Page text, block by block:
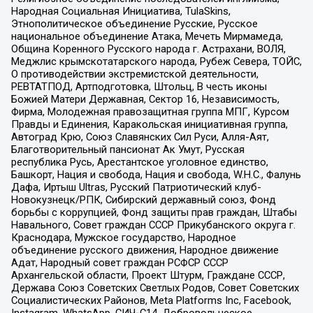
Народная Социальная Инициатива, TulaSkins,
Этнополитическое объединение Русские, Русское
национальное объединение Атака, Мечеть Мирмамеда,
Община Коренного Русского народа г. Астрахани, ВОЛЯ,
Меджлис крымскотатарского народа, Рубеж Севера, ТОЙС,
О противодействии экстремистской деятельности,
РЕВТАТПОД, Артподготовка, Штольц, В честь иконы
Божией Матери Державная, Сектор 16, Независимость,
Фирма, Молодежная правозащитная группа МПГ, Курсом
Правды и Единения, Каракольская инициативная группа,
Автоград Крю, Союз Славянских Сил Руси, Алля-Аят,
Благотворительный пансионат Ак Умут, Русская
республика Русь, Арестантское уголовное единство,
Башкорт, Нация и свобода, Нация и свобода, W.H.С., Фалунь
Дафа, Иртыш Ultras, Русский Патриотический клуб-
Новокузнецк/РПК, Сибирский державный союз, Фонд
борьбы с коррупцией, Фонд защиты прав граждан, Штабы
Навального, Совет граждан СССР Прикубанского округа г.
Краснодара, Мужское государство, Народное
объединение русского движения, Народное движение
Адат, Народный совет граждан РСФСР СССР
Архангельской области, Проект Штурм, Граждане СССР,
Держава Союз Советских Светлых Родов, Совет Советских
Социалистических Районов, Meta Platforms Inc, Facebook,